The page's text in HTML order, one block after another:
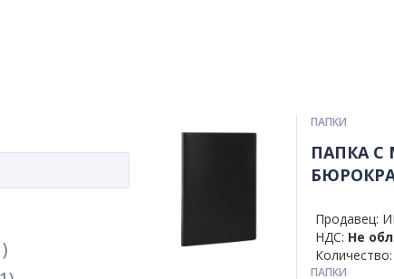
ПАПКИ
ПАПКА
Продавец:
НДС: Не
Количество:
ПАПКИ